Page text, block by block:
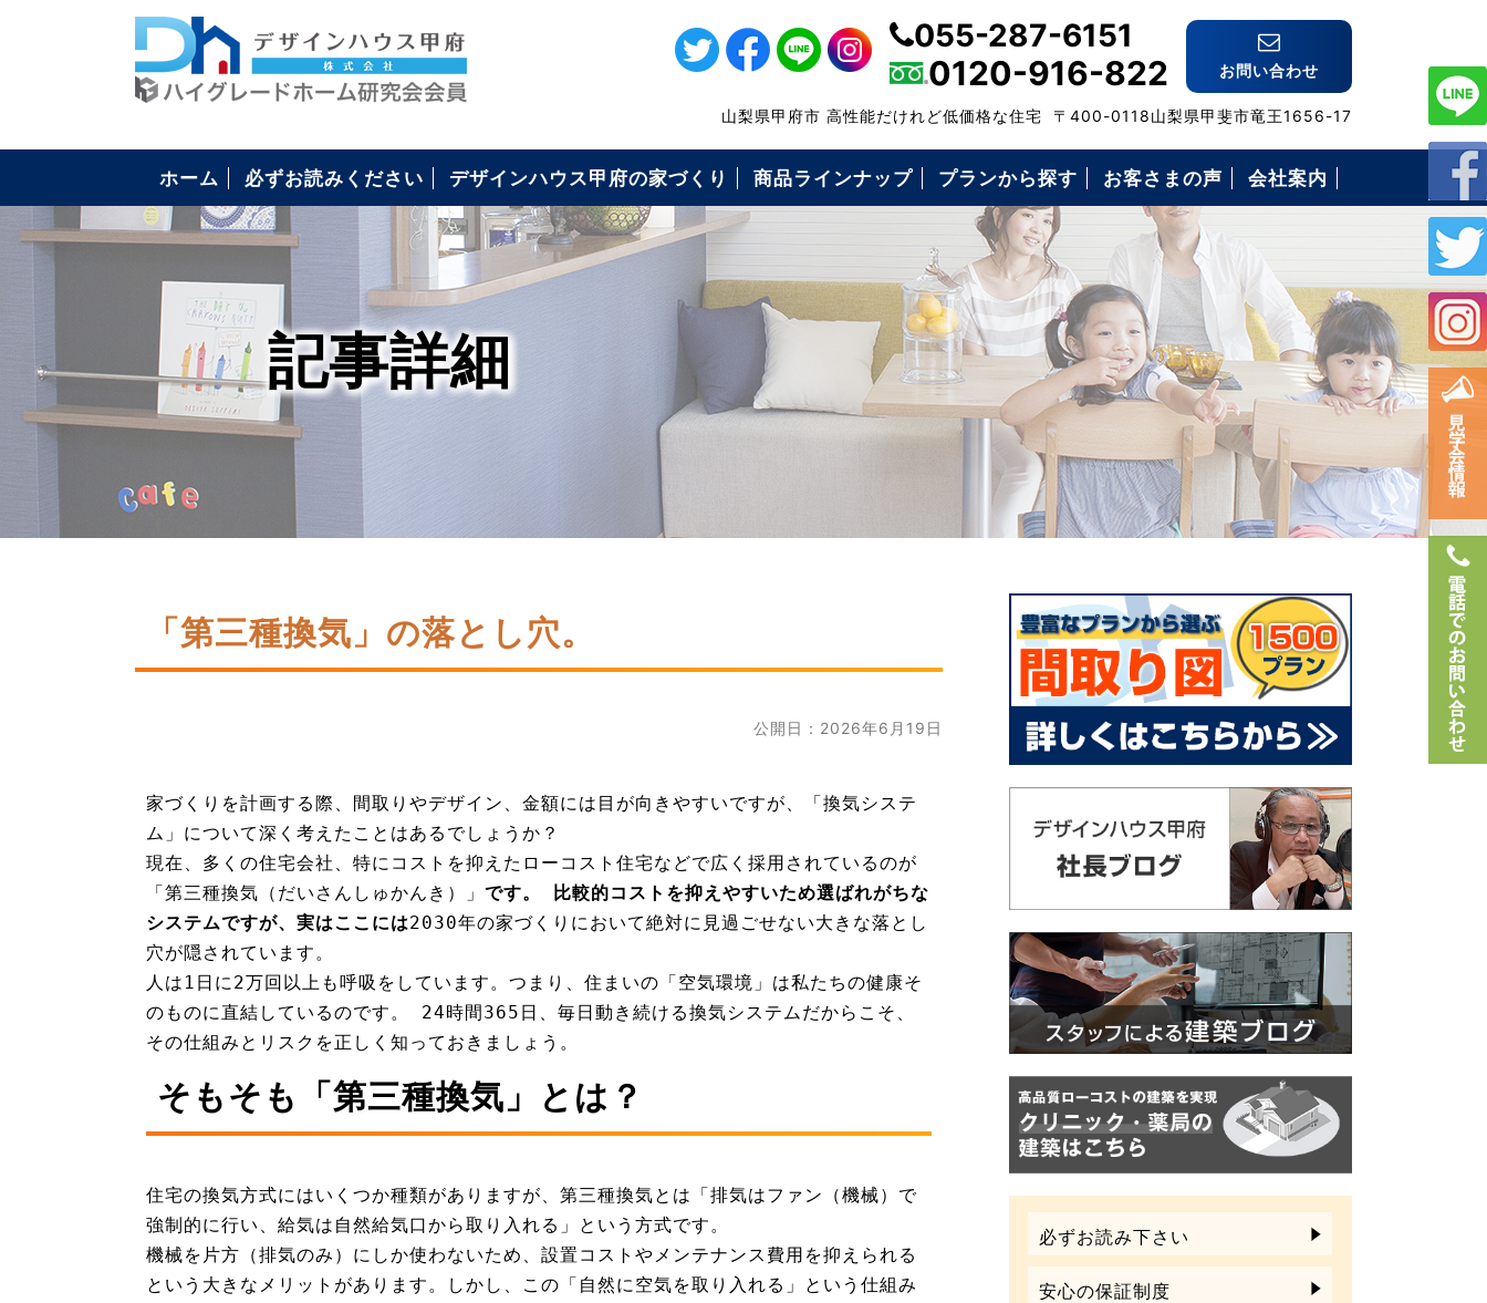
055-287-6151
0120-916-822 お問い合わせ
山梨県甲府市 高性能だけれど低価格な住宅 〒400-0118山梨県甲斐市竜王1656-17
ホーム 必ずお読みください デザインハウス甲府の家づくり
構造・仕様について
4つの高性能
安心の保証制度
住まいづくりの流れ
コミコミ価格について
住宅ローンFPでできること
商品ラインナップ プランから探す お客さまの声 会社案内
スタッフ紹介
記事詳細
「第三種換気」の落とし穴。
公開日：2026年6月19日
家づくりを計画する際、間取りやデザイン、金額には目が向きやすいですが、「換気システ
ム」について深く考えたことはあるでしょうか？
現在、多くの住宅会社、特にコストを抑えたローコスト住宅などで広く採用されているのが
「第三種換気（だいさんしゅかんき）」 です。 比較的コストを抑えやすいため選ばれがちな
システムですが、実はここには2030年の家づくりにおいて絶対に見過ごせない大きな落とし
穴が隠されています。
人は1日に2万回以上も呼吸をしています。つまり、住まいの「空気環境」は私たちの健康そ
のものに直結しているのです。 24時間365日、毎日動き続ける換気システムだからこそ、
その仕組みとリスクを正しく知っておきましょう。
そもそも「第三種換気」とは？
住宅の換気方式にはいくつか種類がありますが、第三種換気とは「排気はファン（機械）で
強制的に行い、給気は自然給気口から取り入れる」という方式です。
機械を片方（排気のみ）にしか使わないため、設置コストやメンテナンス費用を抑えられる
という大きなメリットがあります。しかし、この「自然に空気を取り入れる」という仕組み
必ずお読み下さい
安心の保証制度